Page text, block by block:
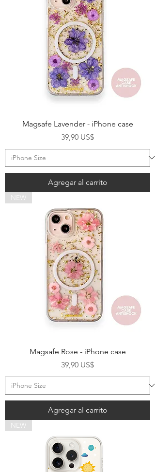
Magsafe Lavender - iPhone case
Precio
39,90 US$
Agregar al carrito
NEW
Magsafe Rose - iPhone case
Precio
39,90 US$
Agregar al carrito
NEW